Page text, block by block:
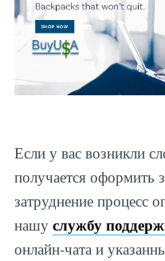
Если у вас возникли
получается оформить
затруднение процесс
нашу службу
онлайн-чата и